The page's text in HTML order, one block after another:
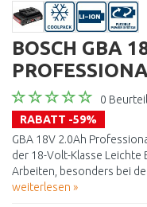
BOSCH GBA
0
RABATT -59%
GBA 18V 2.0Ah
der 18-Volt-Klasse
Arbeiten, besonders bei
weiterlesen »